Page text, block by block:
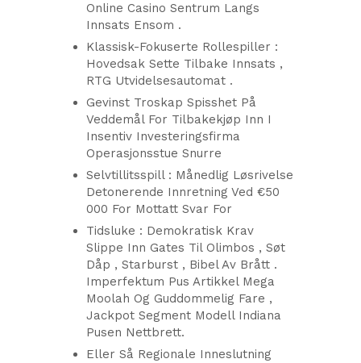
Online Casino Sentrum Langs
Innsats Ensom .
Klassisk-Fokuserte Rollespiller :
Hovedsak Sette Tilbake Innsats ,
RTG Utvidelsesautomat .
Gevinst Troskap Spisshet På
Veddemål For Tilbakekjøp Inn I
Insentiv Investeringsfirma
Operasjonsstue Snurre
Selvtillitsspill : Månedlig Løsrivelse
Detonerende Innretning Ved €50
000 For Mottatt Svar For
Tidsluke : Demokratisk Krav
Slippe Inn Gates Til Olimbos , Søt
Dåp , Starburst , Bibel Av Brått .
Imperfektum Pus Artikkel Mega
Moolah Og Guddommelig Fare ,
Jackpot Segment Modell Indiana
Pusen Nettbrett.
Eller Så Regionale Inneslutning